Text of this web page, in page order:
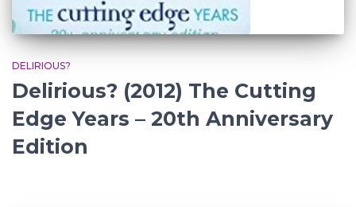
DELIRIOUS?
Delirious? (2012) The Cutting
Edge Years – 20th Anniversary
Edition